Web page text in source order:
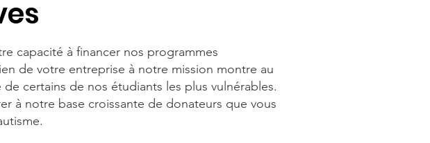
capacité à financer nos programmes
de votre entreprise à notre mission montre au
certains de nos étudiants les plus vulnérables.
à notre base croissante de donateurs que vous